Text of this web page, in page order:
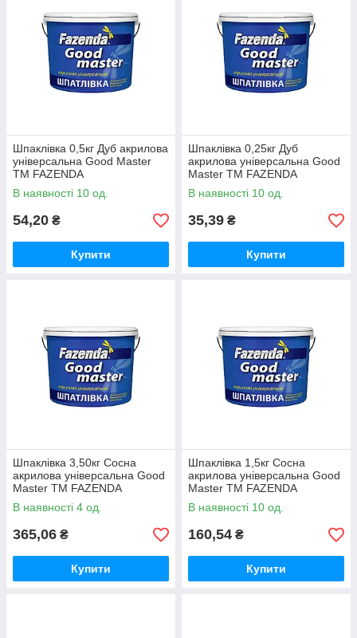
Шпаклівка 0,5кг Дуб акрилова
універсальна Good Master
ТМ FAZENDA
В наявності 10 од.
54,20 ₴
Купити
Шпаклівка 0,25кг Дуб
акрилова універсальна Good
Master ТМ FAZENDA
В наявності 10 од.
35,39 ₴
Купити
Шпаклівка 3,50кг Сосна
акрилова універсальна Good
Master ТМ FAZENDA
В наявності 4 од.
365,06 ₴
Купити
Шпаклівка 1,5кг Сосна
акрилова універсальна Good
Master ТМ FAZENDA
В наявності 10 од.
160,54 ₴
Купити